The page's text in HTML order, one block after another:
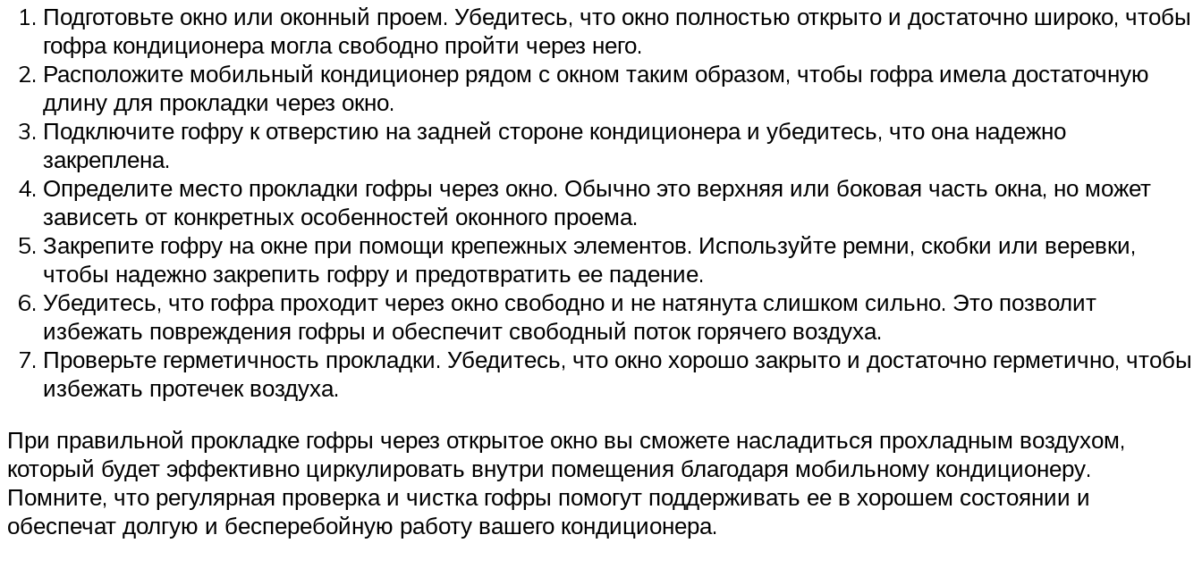
Подготовьте окно или оконный проем. Убедитесь, что окно полностью открыто и достаточно широко, чтобы
гофра кондиционера могла свободно пройти через него.
Расположите мобильный кондиционер рядом с окном таким образом, чтобы гофра имела достаточную
длину для прокладки через окно.
Подключите гофру к отверстию на задней стороне кондиционера и убедитесь, что она надежно
закреплена.
Определите место прокладки гофры через окно. Обычно это верхняя или боковая часть окна, но может
зависеть от конкретных особенностей оконного проема.
Закрепите гофру на окне при помощи крепежных элементов. Используйте ремни, скобки или веревки,
чтобы надежно закрепить гофру и предотвратить ее падение.
Убедитесь, что гофра проходит через окно свободно и не натянута слишком сильно. Это позволит
избежать повреждения гофры и обеспечит свободный поток горячего воздуха.
Проверьте герметичность прокладки. Убедитесь, что окно хорошо закрыто и достаточно герметично, чтобы
избежать протечек воздуха.
При правильной прокладке гофры через открытое окно вы сможете насладиться прохладным воздухом,
который будет эффективно циркулировать внутри помещения благодаря мобильному кондиционеру.
Помните, что регулярная проверка и чистка гофры помогут поддерживать ее в хорошем состоянии и
обеспечат долгую и бесперебойную работу вашего кондиционера.